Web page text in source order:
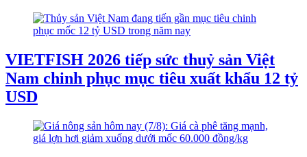
VIETFISH 2026 tiếp sức thuỷ sản Việt
Nam chinh phục mục tiêu xuất khẩu 12 tỷ
USD